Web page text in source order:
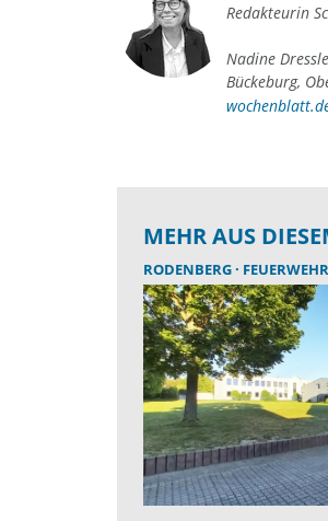
Redakteurin
Nadine
Bückeburg,
MEHR AUS
RODENBERG FEUERWEHR